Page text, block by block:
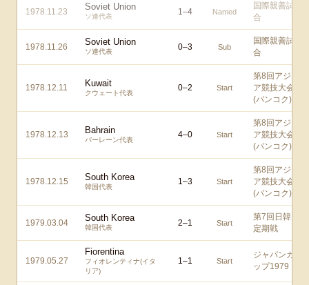
1978.11.23 Soviet Union
ソ連代表 1–4 Named
国際親善試
合
1978.11.26 Soviet Union
ソ連代表 0–3 Sub
国際親善試
合
1978.12.11 Kuwait
クウェート代表
0–2 Start
第8回アジ
ア競技大会
(バンコク)
1978.12.13 Bahrain
バーレーン代表
4–0 Start
第8回アジ
ア競技大会
(バンコク)
1978.12.15 South Korea
韓国代表
1–3 Start
第8回アジ
ア競技大会
(バンコク)
1979.03.04 South Korea
韓国代表 2–1 Start
第7回日韓
定期戦
1979.05.27
Fiorentina
フィオレンティナ(イタ
リア)
1–1 Start
ジャパンカ
ップ1979